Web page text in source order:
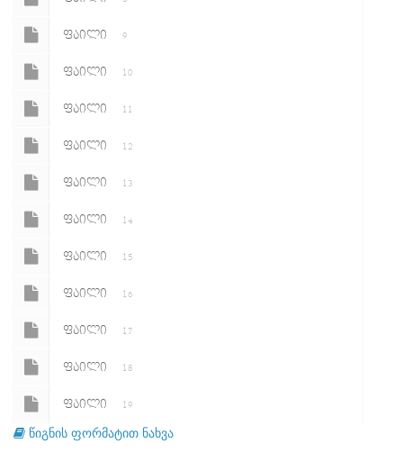
ᲤᲐᲘᲚᲘ 9
ᲤᲐᲘᲚᲘ 10
ᲤᲐᲘᲚᲘ 11
ᲤᲐᲘᲚᲘ 12
ᲤᲐᲘᲚᲘ 13
ᲤᲐᲘᲚᲘ 14
ᲤᲐᲘᲚᲘ 15
ᲤᲐᲘᲚᲘ 16
ᲤᲐᲘᲚᲘ 17
ᲤᲐᲘᲚᲘ 18
ᲤᲐᲘᲚᲘ 19
ᲤᲐᲘᲚᲘ 20
წიგნის ფორმატით ნახვა